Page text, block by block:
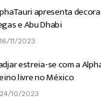
apresenta
e Abu Dhabi
16/11/2023
estreia-se com a
livre no México
24/10/2023